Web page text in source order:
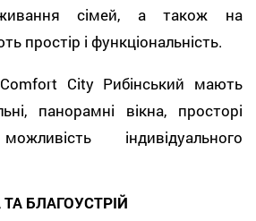
сімей, а також на
простір і функціональність.
City Рибінський мають
панорамні вікна, просторі
індивідуального
БЛАГОУСТРІЙ